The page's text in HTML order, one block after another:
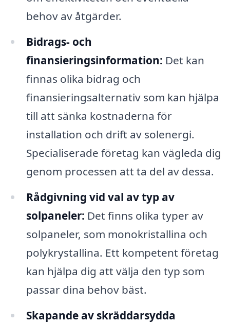
behov av åtgärder.
Bidrags- och
finansieringsinformation: Det kan
finnas olika bidrag och
finansieringsalternativ som kan hjälpa
till att sänka kostnaderna för
installation och drift av solenergi.
Specialiserade företag kan vägleda dig
genom processen att ta del av dessa.
Rådgivning vid val av typ av
solpaneler: Det finns olika typer av
solpaneler, som monokristallina och
polykrystallina. Ett kompetent företag
kan hjälpa dig att välja den typ som
passar dina behov bäst.
Skapande av skräddarsydda